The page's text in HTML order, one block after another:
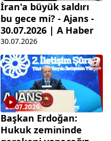
İran'a büyük saldırı
bu gece mi? - Ajans -
30.07.2026 | A Haber
30.07.2026
Başkan Erdoğan:
Hukuk zemininde